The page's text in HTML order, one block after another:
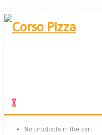
0
No products in the cart.